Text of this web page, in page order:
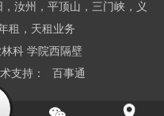
汝州，平顶山，三门峡，义
租，天租业务
科 学院西隔壁
支持：
百事通